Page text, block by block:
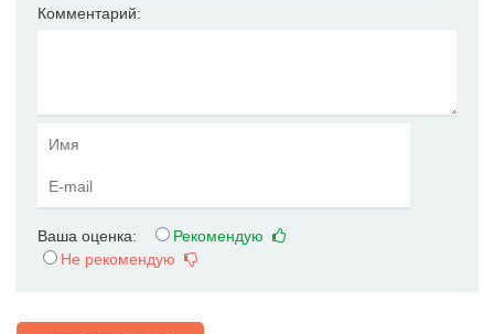
Комментарий:
Ваша оценка:
Рекомендую
Не рекомендую